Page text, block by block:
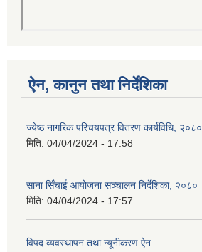
ऐन, कानुन तथा निर्देशिका
ज्येष्ठ नागरिक परिचयपत्र वितरण कार्यविधि, २०८०
मिति: 04/04/2024 - 17:58
साना सिँचाई आयोजना सञ्चालन निर्देशिका, २०८०
मिति: 04/04/2024 - 17:57
विपद व्यवस्थापन तथा न्यूनीकरण ऐन